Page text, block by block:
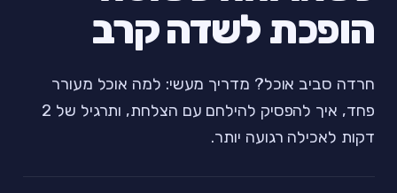
הופכת לשדה קרב
חרדה סביב אוכל? מדריך מעשי: למה אוכל מעורר
פחד, איך להפסיק להילחם עם הצלחת, ותרגיל של 2
דקות לאכילה רגועה יותר.